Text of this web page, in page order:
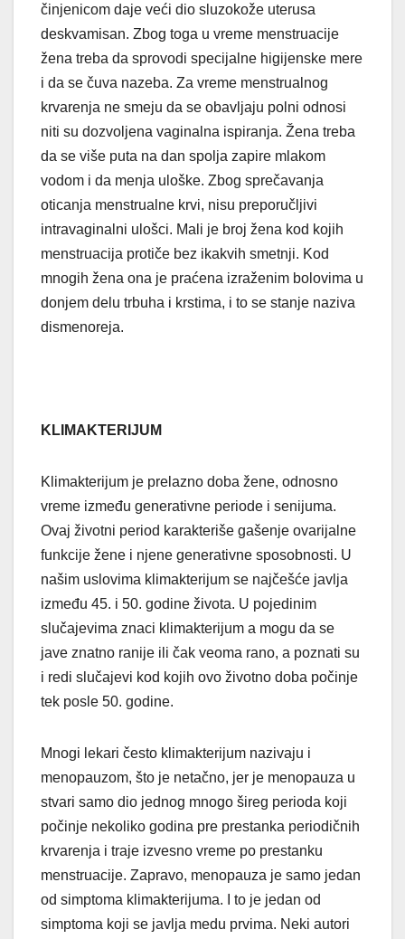
činjenicom daje veći dio sluzokože uterusa
deskvamisan. Zbog toga u vreme menstruacije
žena treba da sprovodi specijalne higijenske mere
i da se čuva nazeba. Za vreme menstrualnog
krvarenja ne smeju da se obavljaju polni odnosi
niti su dozvoljena vaginalna ispiranja. Žena treba
da se više puta na dan spolja zapire mlakom
vodom i da menja uloške. Zbog sprečavanja
oticanja menstrualne krvi, nisu preporučljivi
intravaginalni ulošci. Mali je broj žena kod kojih
menstruacija protiče bez ikakvih smetnji. Kod
mnogih žena ona je praćena izraženim bolovima u
donjem delu trbuha i krstima, i to se stanje naziva
dismenoreja.
KLIMAKTERIJUM
Klimakterijum je prelazno doba žene, odnosno
vreme između generativne periode i senijuma.
Ovaj životni period karakteriše gašenje ovarijalne
funkcije žene i njene generativne sposobnosti. U
našim uslovima klimakterijum se najčešće javlja
između 45. i 50. godine života. U pojedinim
slučajevima znaci klimakterijum a mogu da se
jave znatno ranije ili čak veoma rano, a poznati su
i redi slučajevi kod kojih ovo životno doba počinje
tek posle 50. godine.
Mnogi lekari često klimakterijum nazivaju i
menopauzom, što je netačno, jer je menopauza u
stvari samo dio jednog mnogo šireg perioda koji
počinje nekoliko godina pre prestanka periodičnih
krvarenja i traje izvesno vreme po prestanku
menstruacije. Zapravo, menopauza je samo jedan
od simptoma klimakterijuma. I to je jedan od
simptoma koji se javlja medu prvima. Neki autori